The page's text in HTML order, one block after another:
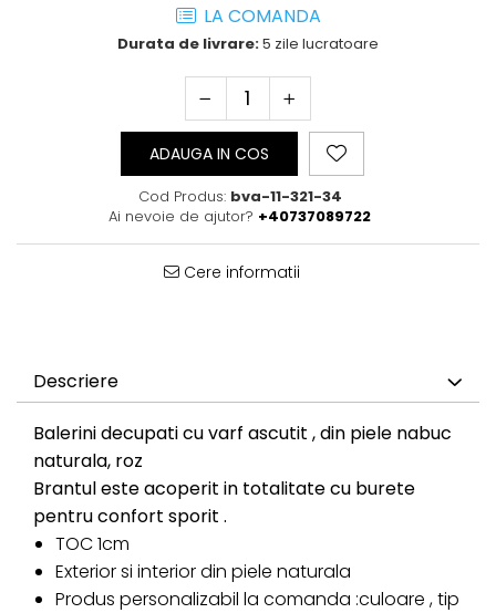
LA COMANDA
Durata de livrare:5 zile lucratoare
ADAUGA IN COS
Cod Produs: bva-11-321-34
Ai nevoie de ajutor? +40737089722
Cere informatii
Descriere
Balerini decupati cu varf ascutit , din piele nabuc
naturala, roz
Brantul este acoperit in totalitate cu burete
pentru confort sporit .
TOC 1cm
Exterior si interior din piele naturala
Produs personalizabil la comanda :culoare , tip